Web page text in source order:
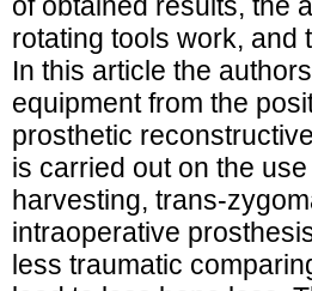
rotating tools work, and
In this article the
equipment from the
prosthetic
is carried out on the
harvesting, trans-
intraoperative
less traumatic